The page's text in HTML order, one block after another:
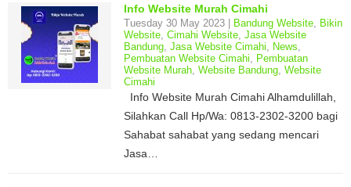
Info Website Murah Cimahi
Tuesday 30 May 2023 | Bandung Website, Bikin
Website, Cimahi Website, Jasa Website
Bandung, Jasa Website Cimahi News
Pembuatan Website Cimahi
Pembuatan
Website Murah, Website Bandung, Website
Cimahi
Info Website Murah Cimahi Alhamdulillah,
Silahkan Call Hp/Wa: 0813-2302-3200 bagi
Sahabat sahabat yang sedang mencari
Jasa…